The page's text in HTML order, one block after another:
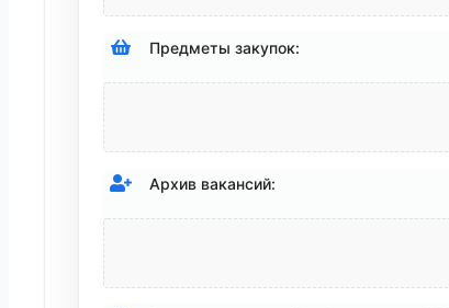
Предметы закупок:
Архив вакансий: